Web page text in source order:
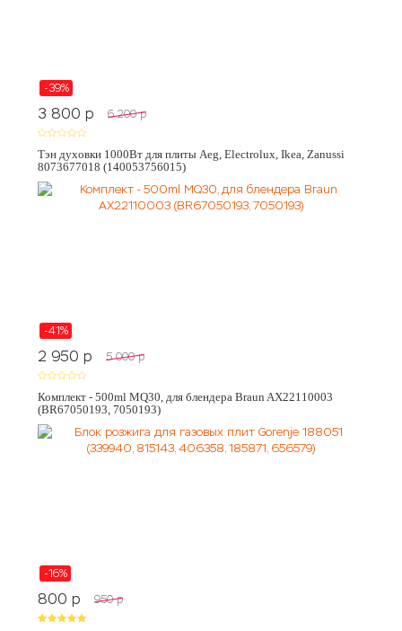
-39%
3 800 p 6 200 p
Тэн духовки 1000Вт для плиты Aeg, Electrolux, Ikea, Zanussi
8073677018 (140053756015)
-41%
2 950 p 5 000 p
Комплект - 500ml MQ30, для блендера Braun AX22110003
(BR67050193, 7050193)
-16%
800 p 950 p